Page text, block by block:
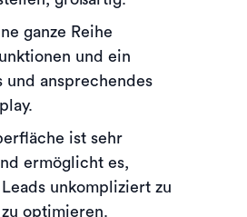
ganze Reihe
und ein
und ansprechendes
ist sehr
ermöglicht es,
unkompliziert zu
optimieren.